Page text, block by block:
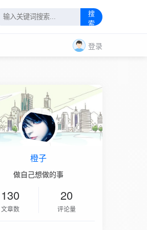
搜
索
登录
橙子
做自己想做的事
130
文章数
20
评论量